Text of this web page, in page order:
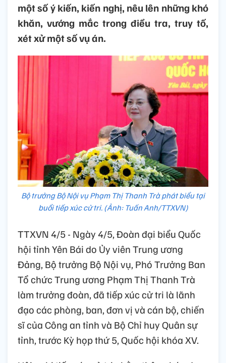
một số ý kiến, kiến nghị, nêu lên những khó
khăn, vướng mắc trong điều tra, truy tố,
xét xử một số vụ án.
Bộ trưởng Bộ Nội vụ Phạm Thị Thanh Trà phát biểu tại
buổi tiếp xúc cử tri. (Ảnh: Tuấn Anh/TTXVN)
TTXVN 4/5 - Ngày 4/5, Đoàn đại biểu Quốc
hội tỉnh Yên Bái do Ủy viên Trung ương
Đảng, Bộ trưởng Bộ Nội vụ, Phó Trưởng Ban
Tổ chức Trung ương Phạm Thị Thanh Trà
làm trưởng đoàn, đã tiếp xúc cử tri là lãnh
đạo các phòng, ban, đơn vị và cán bộ, chiến
sĩ của Công an tỉnh và Bộ Chỉ huy Quân sự
tỉnh, trước Kỳ họp thứ 5, Quốc hội khóa XV.